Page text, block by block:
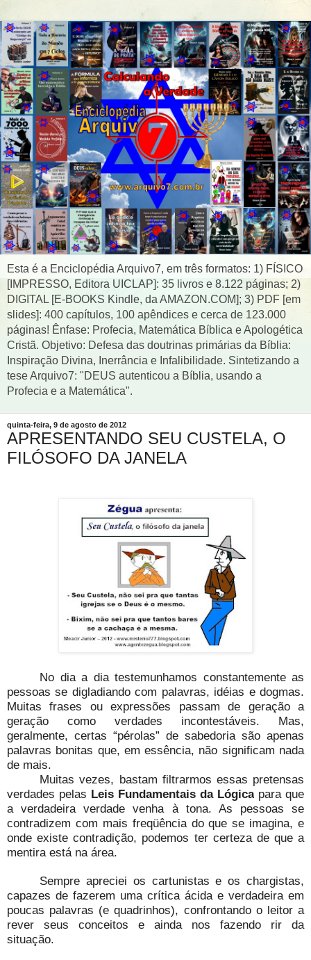
Esta é a Enciclopédia Arquivo7, em três formatos: 1) FÍSICO
[IMPRESSO, Editora UICLAP]: 35 livros e 8.122 páginas; 2)
DIGITAL [E-BOOKS Kindle, da AMAZON.COM]; 3) PDF [em
slides]: 400 capítulos, 100 apêndices e cerca de 123.000
páginas! Ênfase: Profecia, Matemática Bíblica e Apologética
Cristã. Objetivo: Defesa das doutrinas primárias da Bíblia:
Inspiração Divina, Inerrância e Infalibilidade. Sintetizando a
tese Arquivo7: "DEUS autenticou a Bíblia, usando a
Profecia e a Matemática".
quinta-feira, 9 de agosto de 2012
APRESENTANDO SEU CUSTELA, O
FILÓSOFO DA JANELA
No dia a dia testemunhamos constantemente as
pessoas se digladiando com palavras, idéias e dogmas.
Muitas frases ou expressões passam de geração a
geração como verdades incontestáveis. Mas,
geralmente, certas “pérolas” de sabedoria são apenas
palavras bonitas que, em essência, não significam nada
de mais.
Muitas vezes, bastam filtrarmos essas pretensas
verdades pelas Leis Fundamentais da Lógica para que
a verdadeira verdade venha à tona. As pessoas se
contradizem com mais freqüência do que se imagina, e
onde existe contradição, podemos ter certeza de que a
mentira está na área.
Sempre apreciei os cartunistas e os chargistas,
capazes de fazerem uma crítica ácida e verdadeira em
poucas palavras (e quadrinhos), confrontando o leitor a
rever seus conceitos e ainda nos fazendo rir da
situação.